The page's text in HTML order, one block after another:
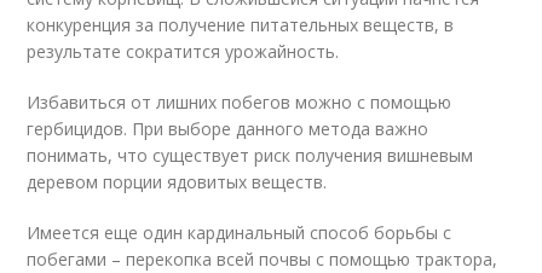
конкуренция за получение питательных веществ, в
результате сократится урожайность.
Избавиться от лишних побегов можно с помощью
гербицидов. При выборе данного метода важно
понимать, что существует риск получения вишневым
деревом порции ядовитых веществ.
Имеется еще один кардинальный способ борьбы с
побегами – перекопка всей почвы с помощью трактора,